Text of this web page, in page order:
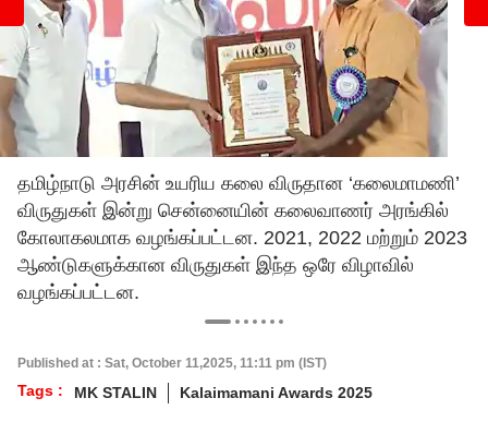
தமிழ்நாடு அரசின் உயரிய கலை விருதான ‘கலைமாமணி’
விருதுகள் இன்று சென்னையின் கலைவாணர் அரங்கில்
கோலாகலமாக வழங்கப்பட்டன. 2021, 2022 மற்றும் 2023
ஆண்டுகளுக்கான விருதுகள் இந்த ஒரே விழாவில்
வழங்கப்பட்டன.
Published at : Sat, October 11,2025, 11:11 pm (IST)
Tags : MK STALIN Kalaimamani Awards 2025